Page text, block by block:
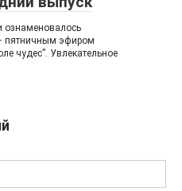
ознаменовалось
эфиром
чудес”. Увлекательное